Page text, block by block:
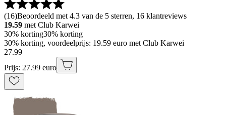
(16)Beoordeeld met 4.3 van de 5 sterren, 16 klantreviews
19.59 met Club Karwei
30% korting30% korting
30% korting, voordeelprijs: 19.59 euro met Club Karwei
27.99
Prijs: 27.99 euro